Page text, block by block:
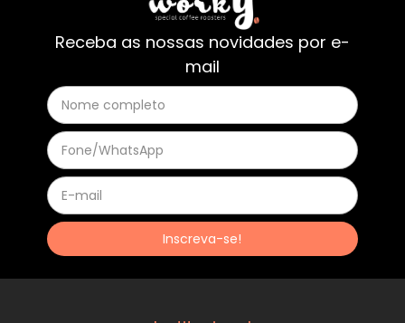
Receba as nossas novidades por e-
mail